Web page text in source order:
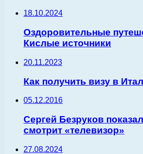
18.10.2024
Оздоровительные
Кислые источники
20.11.2023
Как получить визу в
05.12.2016
Сергей Безруков
смотрит «телевизор»
27.08.2024